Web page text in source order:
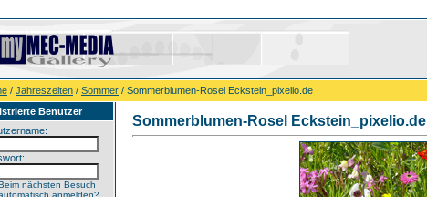
/ Jahreszeiten / Sommer / Sommerblumen-Rosel Eckstein_pixelio.de
Benutzer
nächsten Besuch
anmelden?
Sommerblumen-Rosel Eckstein_pixelio.de